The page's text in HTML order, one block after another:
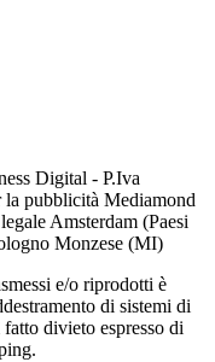
Digital - P.Iva
pubblicità Mediamond
Amsterdam (Paesi
Monzese (MI)
e/o riprodotti è
di sistemi di
divieto espresso di